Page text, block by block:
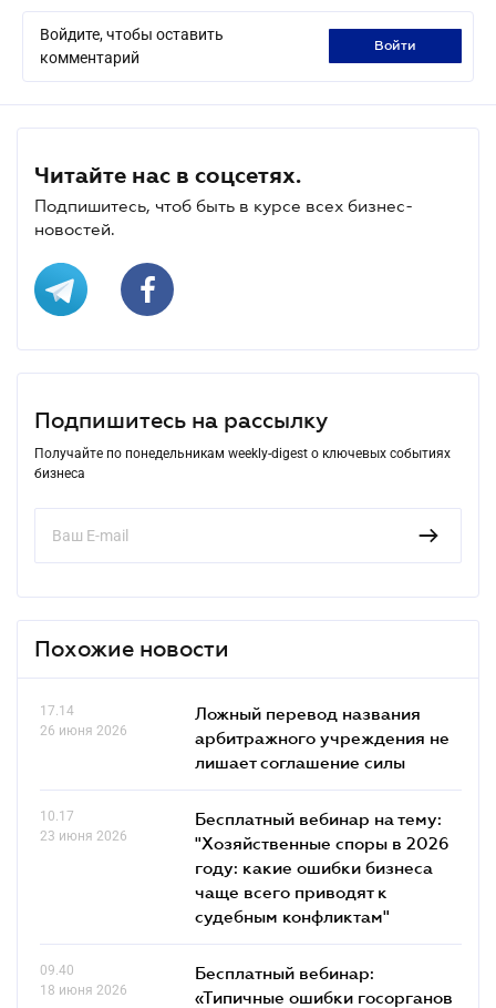
Войдите, чтобы оставить
комментарий
войти
Читайте нас в соцсетях.
Подпишитесь, чтоб быть в курсе всех бизнес-
новостей.
Подпишитесь на рассылку
Получайте по понедельникам weekly-digest о ключевых событиях
бизнеса
Похожие новости
17.14
26 июня 2026
Ложный перевод названия
арбитражного учреждения не
лишает соглашение силы
10.17
23 июня 2026
Бесплатный вебинар на тему:
"Хозяйственные споры в 2026
году: какие ошибки бизнеса
чаще всего приводят к
судебным конфликтам"
09.40
18 июня 2026
Бесплатный вебинар:
«Типичные ошибки госорганов